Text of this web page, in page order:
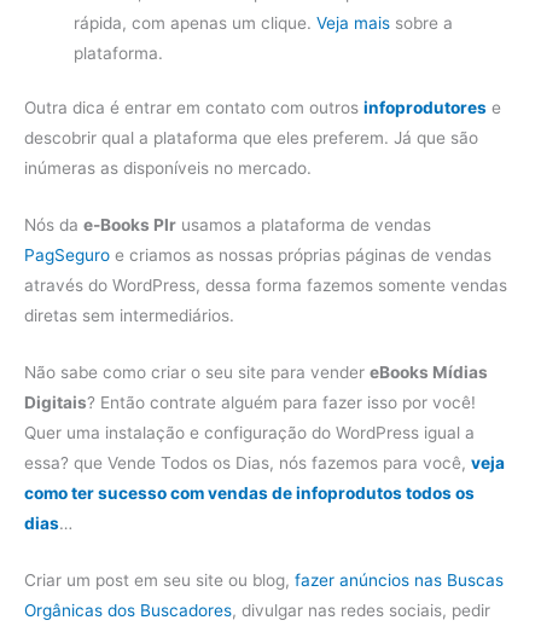
rápida, com apenas um clique.Veja mais sobre a
plataforma.
Outra dica é entrar em contato com outros infoprodutores e
descobrir qual a plataforma que eles preferem. Já que são
inúmeras as disponíveis no mercado.
Nós da e-Books Plr usamos a plataforma de vendas
PagSeguro e criamos as nossas próprias páginas de vendas
através do WordPress, dessa forma fazemos somente vendas
diretas sem intermediários.
Não sabe como criar o seu site para vender eBooks Mídias
Digitais? Então contrate alguém para fazer isso por você!
Quer uma instalação e configuração do WordPress igual a
essa? que Vende Todos os Dias, nós fazemos para você, veja
como ter sucesso com vendas de infoprodutos todos os
dias…
Criar um post em seu site ou blog, fazer anúncios nas Buscas
Orgânicas dos Buscadores, divulgar nas redes sociais, pedir